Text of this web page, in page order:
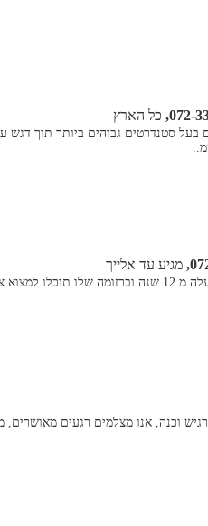
072- כל הארץ
בעל סטנדרטים גבוהים ביותר תוך דגש
מגיע עד אלייך
שלומי ביטון הינו צלם אופנה למעלה מ 12 שנה וברזומה
וכנה, אנו מצלמים רגעים מאושרים,